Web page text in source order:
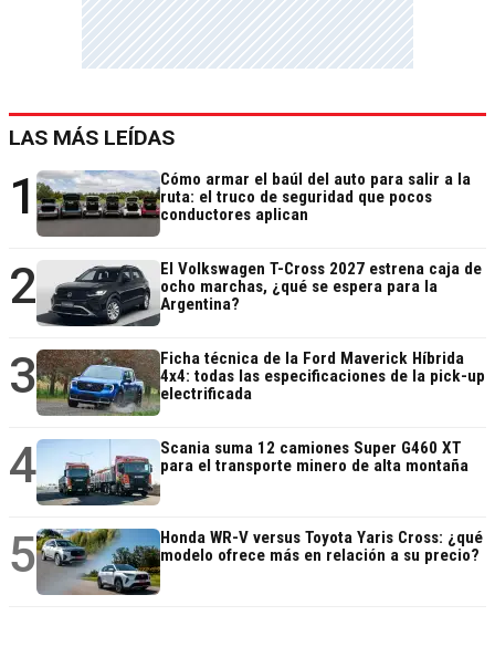
LAS MÁS LEÍDAS
1
Cómo armar el baúl del auto para salir a la
ruta: el truco de seguridad que pocos
conductores aplican
2
El Volkswagen T-Cross 2027 estrena caja de
ocho marchas, ¿qué se espera para la
Argentina?
3
Ficha técnica de la Ford Maverick Híbrida
4x4: todas las especificaciones de la pick-up
electrificada
4
Scania suma 12 camiones Super G460 XT
para el transporte minero de alta montaña
5
Honda WR-V versus Toyota Yaris Cross: ¿qué
modelo ofrece más en relación a su precio?